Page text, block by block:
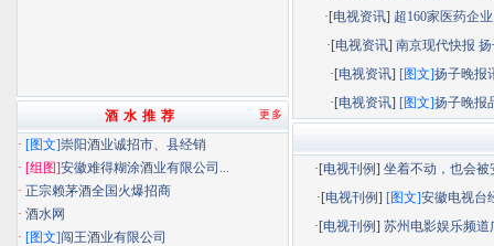
·[电视资讯] 超160家医药企
·[电视资讯] 南京现代快报 扬
·[电视资讯] [图文]扬子晚报
·[电视资讯] [图文]扬子晚报
·[电视刊例]坐着不动，也会被
·[电视刊例] [图文]安徽电视台
·[电视刊例]苏州电影娱乐频道
更多
酒 水 推 荐
· [图文]崇阳酒业诚招市、县经销
· [组图]安徽难得糊涂酒业有限公司...
· 正宗赖茅酒全国火爆招商
· 酒水网
· [图文]闯王酒业有限公司